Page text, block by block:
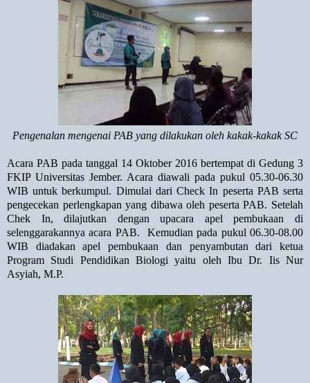
Pengenalan mengenai PAB yang dilakukan oleh kakak-kakak SC
Acara PAB pada tanggal 14 Oktober 2016 bertempat di Gedung 3
FKIP Universitas Jember. Acara diawali pada pukul 05.30-06.30
WIB untuk berkumpul. Dimulai dari Check In peserta PAB serta
pengecekan perlengkapan yang dibawa oleh peserta PAB. Setelah
Chek In, dilajutkan dengan upacara apel pembukaan di
selenggarakannya acara PAB.
Kemudian pada pukul 06.30-08.00
WIB diadakan apel pembukaan dan penyambutan dari ketua
Program Studi Pendidikan Biologi yaitu oleh Ibu Dr. Iis Nur
Asyiah, M.P.